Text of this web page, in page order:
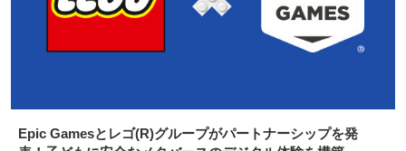
Epic Gamesとレゴ(R)グループがパートナーシップを発